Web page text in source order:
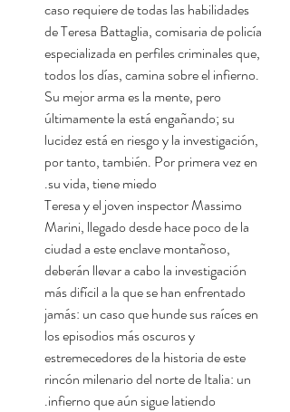
caso requiere de todas las habilidades
de Teresa Battaglia, comisaria de policía
especializada en perfiles criminales que,
todos los días, camina sobre el infierno.
Su mejor arma es la mente, pero
últimamente la está engañando; su
lucidez está en riesgo y la investigación,
por tanto, también. Por primera vez en
su vida, tiene miedo.
Teresa y el joven inspector Massimo
Marini, llegado desde hace poco de la
ciudad a este enclave montañoso,
deberán llevar a cabo la investigación
más difícil a la que se han enfrentado
jamás: un caso que hunde sus raíces en
los episodios más oscuros y
estremecedores de la historia de este
rincón milenario del norte de Italia: un
infierno que aún sigue latiendo.